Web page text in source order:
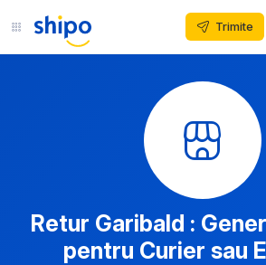
Trimite
Retur Garibald :
pentru Curier sau